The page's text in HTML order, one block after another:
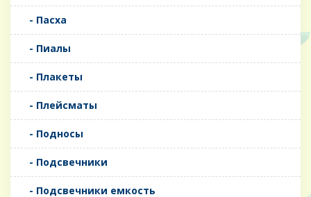
- Пасха
- Пиалы
- Плакеты
- Плейсматы
- Подносы
- Подсвечники
- Подсвечники емкость